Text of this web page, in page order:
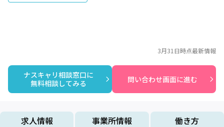
ナスキャリ相談窓口に
無料相談してみる
問い合わせ画面に進む
3月31日時点最新情報
求人情報 事業所情報 働き方